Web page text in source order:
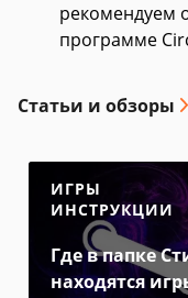
рекомендуем
программе
Статьи и обзоры
ИГРЫ
ИНСТРУКЦИИ
Где в папке
находятся